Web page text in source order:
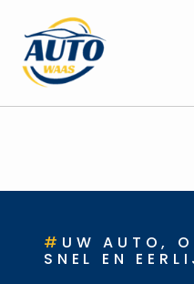
# UW AUTO,
SNEL EN